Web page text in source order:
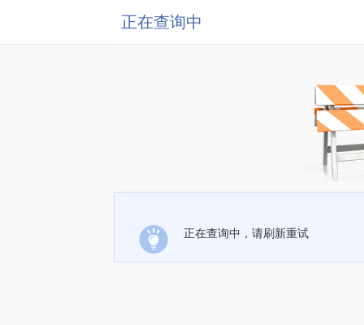
正在查询中
正在查询中，请刷新重试